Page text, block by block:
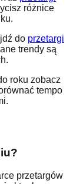
różnice
do przetargi
trendy są
roku zobacz
tempo
przetargów